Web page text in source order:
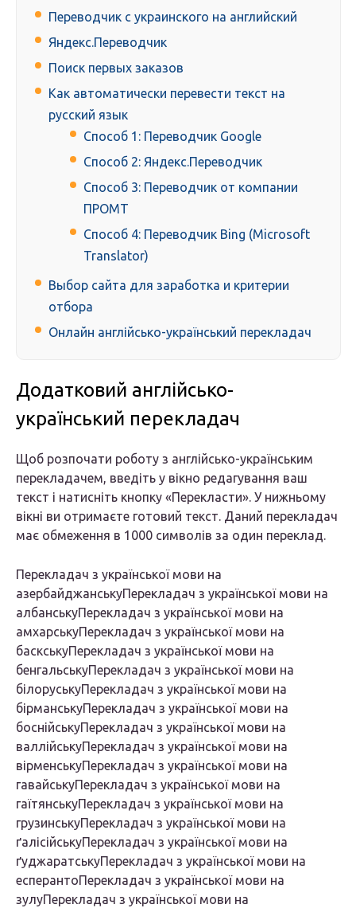
Переводчик с украинского на английский
Яндекс.Переводчик
Поиск первых заказов
Как автоматически перевести текст на
русский язык
Способ 1: Переводчик Google
Способ 2: Яндекс.Переводчик
Способ 3: Переводчик от компании
ПРОМТ
Способ 4: Переводчик Bing (Microsoft
Translator)
Выбор сайта для заработка и критерии
отбора
Онлайн англійсько-український перекладач
Додатковий англійсько-
український перекладач
Щоб розпочати роботу з англійсько-українським
перекладачем, введіть у вікно редагування ваш
текст і натисніть кнопку «Перекласти». У нижньому
вікні ви отримаєте готовий текст. Даний перекладач
має обмеження в 1000 символів за один переклад.
Перекладач з української мови на
азербайджанськуПерекладач з української мови на
албанськуПерекладач з української мови на
амхарськуПерекладач з української мови на
баскськуПерекладач з української мови на
бенгальськуПерекладач з української мови на
білоруськуПерекладач з української мови на
бірманськуПерекладач з української мови на
боснійськуПерекладач з української мови на
валлійськуПерекладач з української мови на
вірменськуПерекладач з української мови на
гавайськуПерекладач з української мови на
гаїтянськуПерекладач з української мови на
грузинськуПерекладач з української мови на
ґалісійськуПерекладач з української мови на
ґуджаратськуПерекладач з української мови на
есперантоПерекладач з української мови на
зулуПерекладач з української мови на